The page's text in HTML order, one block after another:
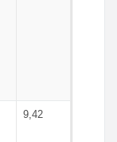
9,42